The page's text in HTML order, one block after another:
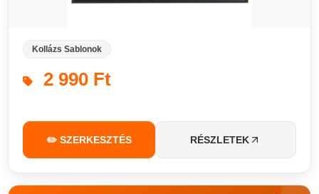
Kollázs Sablonok
2 990 Ft
✏️ SZERKESZTÉS RÉSZLETEK